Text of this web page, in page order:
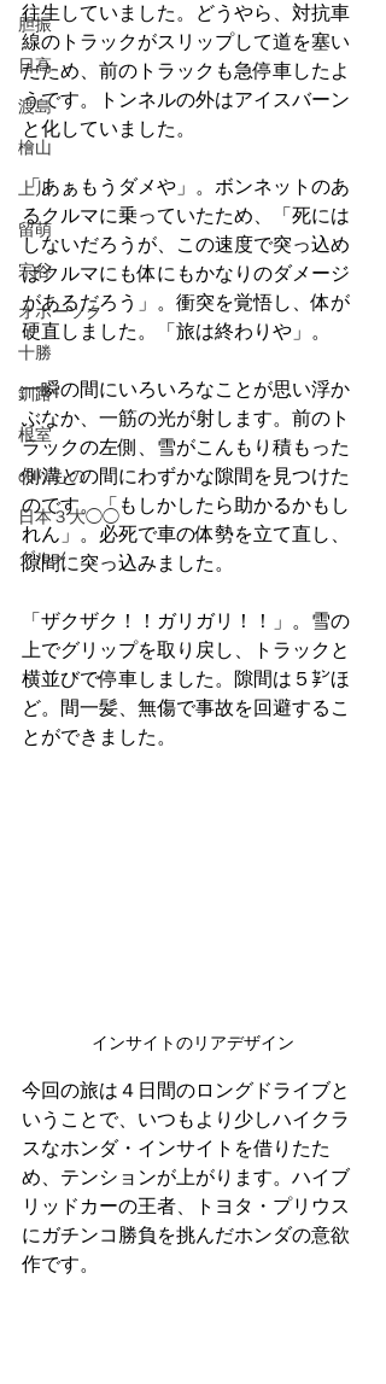
胆振
日高
渡島
檜山
上川
留萌
宗谷
オホーツク
十勝
釧路
根室
のりもの
日本３大◯◯
グルメ
往生していました。どうやら、対抗車
線のトラックがスリップして道を塞い
だため、前のトラックも急停車したよ
うです。トンネルの外はアイスバーン
と化していました。
「あぁもうダメや」。ボンネットのあ
るクルマに乗っていたため、「死には
しないだろうが、この速度で突っ込め
ばクルマにも体にもかなりのダメージ
があるだろう」。衝突を覚悟し、体が
硬直しました。「旅は終わりや」。
一瞬の間にいろいろなことが思い浮か
ぶなか、一筋の光が射します。前のト
ラックの左側、雪がこんもり積もった
側溝との間にわずかな隙間を見つけた
のです。「もしかしたら助かるかもし
れん」。必死で車の体勢を立て直し、
隙間に突っ込みました。
「ザクザク！！ガリガリ！！」。雪の
上でグリップを取り戻し、トラックと
横並びで停車しました。隙間は５㌢ほ
ど。間一髪、無傷で事故を回避するこ
とができました。
インサイトのリアデザイン
今回の旅は４日間のロングドライブと
いうことで、いつもより少しハイクラ
スなホンダ・インサイトを借りたた
め、テンションが上がります。ハイブ
リッドカーの王者、トヨタ・プリウス
にガチンコ勝負を挑んだホンダの意欲
作です。